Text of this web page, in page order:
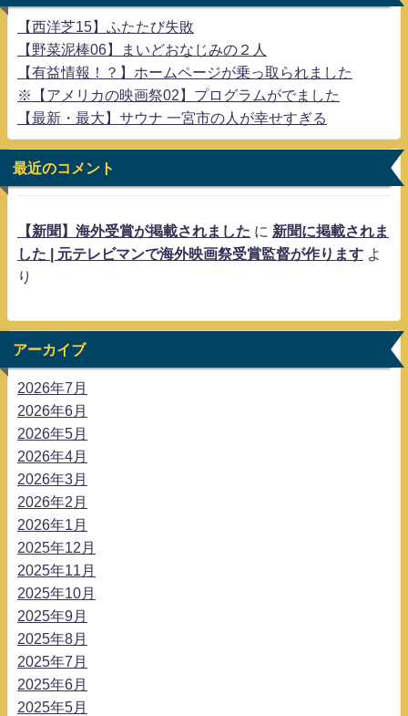
【西洋芝15】ふたたび失敗
【野菜泥棒06】まいどおなじみの２人
【有益情報！？】ホームページが乗っ取られました
※【アメリカの映画祭02】プログラムがでました
【最新・最大】サウナ 一宮市の人が幸せすぎる
最近のコメント
【新聞】海外受賞が掲載されました に 新聞に掲載されま
した | 元テレビマンで海外映画祭受賞監督が作ります よ
り
アーカイブ
2026年7月
2026年6月
2026年5月
2026年4月
2026年3月
2026年2月
2026年1月
2025年12月
2025年11月
2025年10月
2025年9月
2025年8月
2025年7月
2025年6月
2025年5月